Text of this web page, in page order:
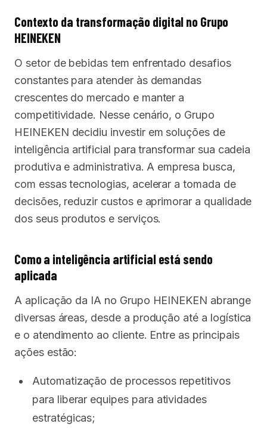
Contexto da transformação digital no Grupo
HEINEKEN
O setor de bebidas tem enfrentado desafios
constantes para atender às demandas
crescentes do mercado e manter a
competitividade. Nesse cenário, o Grupo
HEINEKEN decidiu investir em soluções de
inteligência artificial para transformar sua cadeia
produtiva e administrativa. A empresa busca,
com essas tecnologias, acelerar a tomada de
decisões, reduzir custos e aprimorar a qualidade
dos seus produtos e serviços.
Como a inteligência artificial está sendo
aplicada
A aplicação da IA no Grupo HEINEKEN abrange
diversas áreas, desde a produção até a logística
e o atendimento ao cliente. Entre as principais
ações estão:
Automatização de processos repetitivos
para liberar equipes para atividades
estratégicas;